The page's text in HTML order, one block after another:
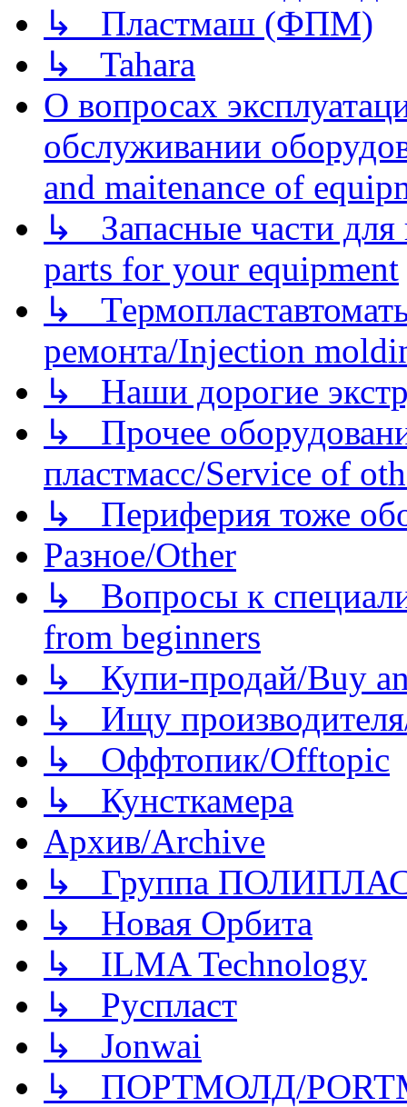
↳ Пластмаш (ФПМ)
↳ Tahara
О вопросах
обслуживании
and maitenance of
↳ Запасные части для
parts for your equipment
↳
ремонта/Injection
↳ Наши дорогие
↳ Прочее
пластмасс/Service of
↳ Периферия тоже
Разное/Other
↳ Вопросы к
from beginners
↳ Купи-продай/Buy
↳ Ищу
↳ Оффтопик/Offtopic
↳ Кунсткамера
Архив/Archive
↳ Группа
↳ Новая Орбита
↳ ILMA Technology
↳ Руспласт
↳ Jonwai
↳ ПОРТМОЛД/